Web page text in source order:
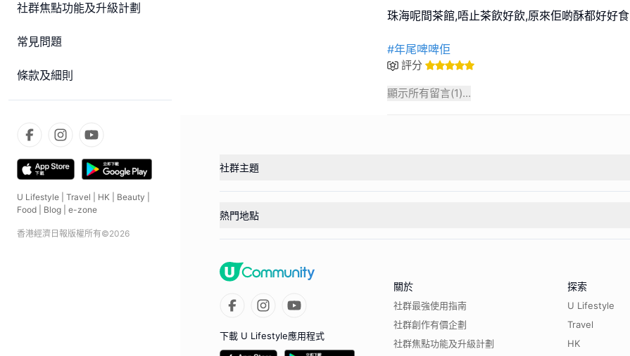
社群焦點功能及升級計劃
常見問題
條款及細則
U Lifestyle Travel HK Beauty
Food
Blog e-zone
香港經濟日報版權所有©2026
珠海呢間茶館,唔止茶飲好飲,原來佢啲酥都好好食
#年尾啤啤佢
評分
顯示所有留言(1)...
社群主題
熱門地點
下載 U Lifestyle應用程式
關於
社群最強使用指南
社群創作有價企劃
社群焦點功能及升級計劃
探索
U Lifestyle
Travel
HK